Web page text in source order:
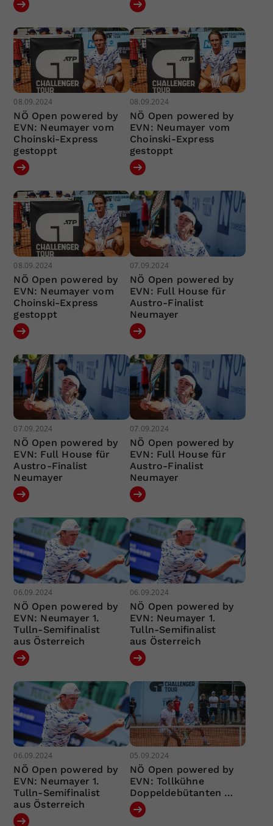
08.09.2024
NÖ Open powered by
EVN: Neumayer vom
Choinski-Express
gestoppt
08.09.2024
NÖ Open powered by
EVN: Neumayer vom
Choinski-Express
gestoppt
08.09.2024
NÖ Open powered by
EVN: Neumayer vom
Choinski-Express
gestoppt
07.09.2024
NÖ Open powered by
EVN: Full House für
Austro-Finalist
Neumayer
07.09.2024
NÖ Open powered by
EVN: Full House für
Austro-Finalist
Neumayer
07.09.2024
NÖ Open powered by
EVN: Full House für
Austro-Finalist
Neumayer
06.09.2024
NÖ Open powered by
EVN: Neumayer 1.
Tulln-Semifinalist
aus Österreich
06.09.2024
NÖ Open powered by
EVN: Neumayer 1.
Tulln-Semifinalist
aus Österreich
06.09.2024
NÖ Open powered by
EVN: Neumayer 1.
Tulln-Semifinalist
aus Österreich
05.09.2024
NÖ Open powered by
EVN: Tollkühne
Doppeldebütanten …